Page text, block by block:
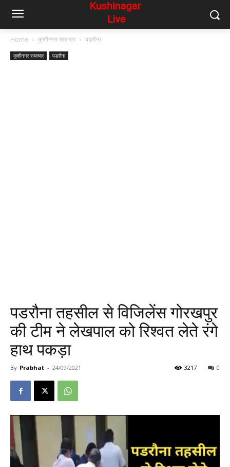
Home कुशीनगर समाचार पडरौना
कुशीनगर समाचार पडरौना
पडरौना तहसील से विजिलेंस गोरखपुर
की टीम ने लेखपाल को रिश्वत लेते रंगे
हाथ पकड़ा
By Prabhat - 24/09/2021 0
3217